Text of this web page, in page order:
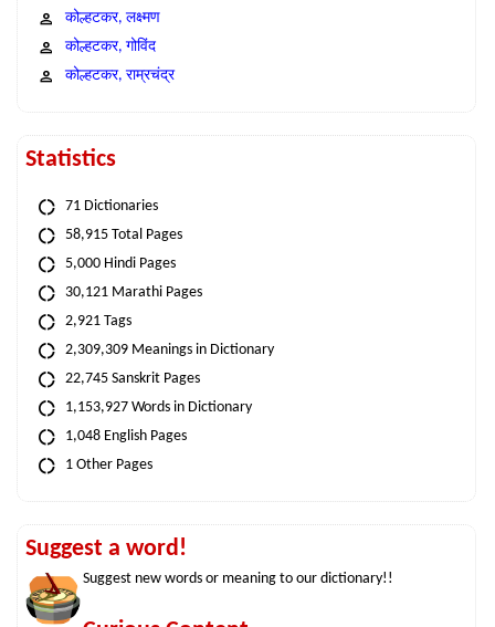
कोल्हटकर, लक्ष्मण
कोल्हटकर, गोविंद
कोल्हटकर, राम्रचंद्र
Statistics
71 Dictionaries
58,915 Total Pages
5,000 Hindi Pages
30,121 Marathi Pages
2,921 Tags
2,309,309 Meanings in Dictionary
22,745 Sanskrit Pages
1,153,927 Words in Dictionary
1,048 English Pages
1 Other Pages
Suggest a word!
Suggest new words or meaning to our dictionary!!